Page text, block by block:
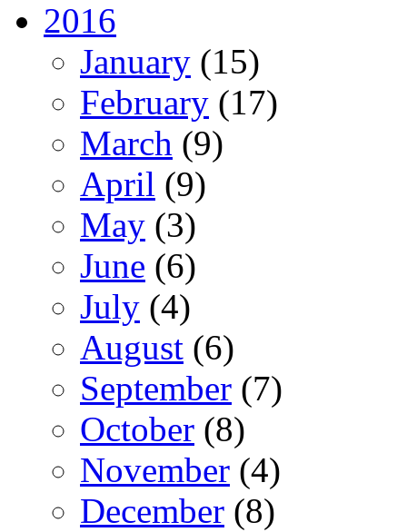
2016
January (15)
February (17)
March (9)
April (9)
May (3)
June (6)
July (4)
August (6)
September (7)
October (8)
November (4)
December (8)